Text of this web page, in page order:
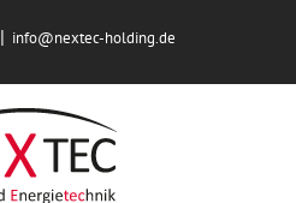
| info@nextec-holding.de